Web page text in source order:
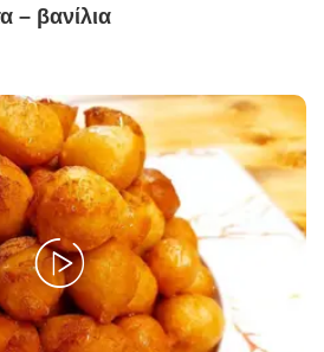
– βανίλια